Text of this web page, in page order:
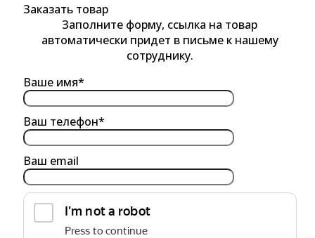
Заказать товар
Заполните форму, ссылка на товар
автоматически придет в письме к нашему
сотруднику.
Ваше имя*
Ваш телефон*
Ваш email